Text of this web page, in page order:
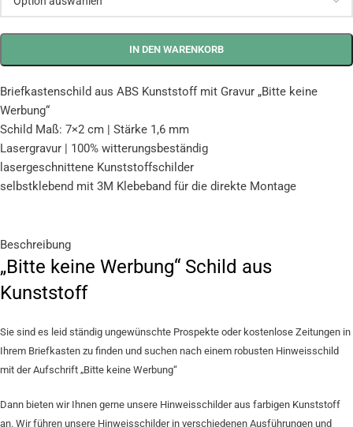
IN DEN WARENKORB
Briefkastenschild aus ABS Kunststoff mit Gravur „Bitte keine
Werbung“
Schild Maß: 7×2 cm | Stärke 1,6 mm
Lasergravur | 100% witterungsbeständig
lasergeschnittene Kunststoffschilder
selbstklebend mit 3M Klebeband für die direkte Montage
Beschreibung
„Bitte keine Werbung“ Schild aus
Kunststoff
Sie sind es leid ständig ungewünschte Prospekte oder kostenlose Zeitungen in
Ihrem Briefkasten zu finden und suchen nach einem robusten Hinweisschild
mit der Aufschrift „Bitte keine Werbung“
Dann bieten wir Ihnen gerne unsere Hinweisschilder aus farbigen Kunststoff
an. Wir führen unsere Hinweisschilder in verschiedenen Ausführungen und